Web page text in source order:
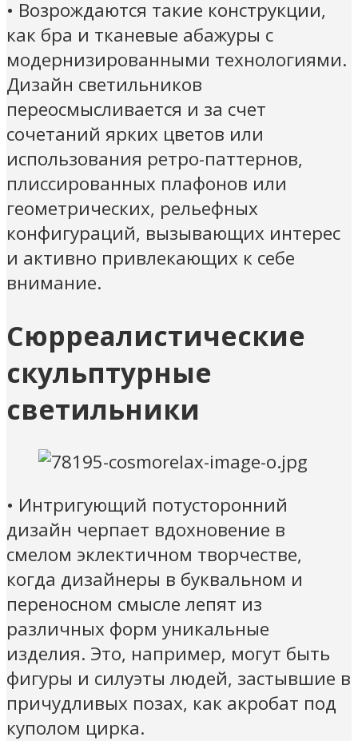
• Возрождаются такие конструкции,
как бра и тканевые абажуры с
модернизированными технологиями.
Дизайн светильников
переосмысливается и за счет
сочетаний ярких цветов или
использования ретро-паттернов,
плиссированных плафонов или
геометрических, рельефных
конфигураций, вызывающих интерес
и активно привлекающих к себе
внимание.
Сюрреалистические
скульптурные
светильники
• Интригующий потусторонний
дизайн черпает вдохновение в
смелом эклектичном творчестве,
когда дизайнеры в буквальном и
переносном смысле лепят из
различных форм уникальные
изделия. Это, например, могут быть
фигуры и силуэты людей, застывшие в
причудливых позах, как акробат под
куполом цирка.